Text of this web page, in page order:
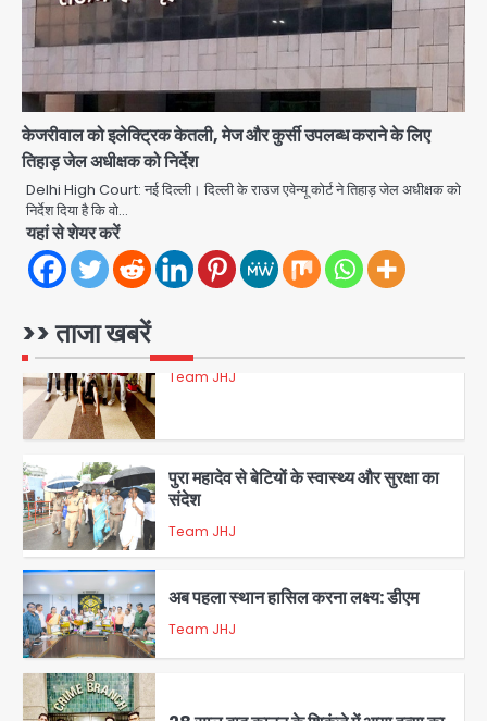
केजरीवाल को इलेक्ट्रिक केतली, मेज और कुर्सी उपलब्ध कराने के लिए
तिहाड़ जेल अधीक्षक को निर्देश
Delhi High Court: नई दिल्ली। दिल्ली के राउज एवेन्यू कोर्ट ने तिहाड़ जेल अधीक्षक को
निर्देश दिया है कि वो…
यहां से शेयर करें
>> ताजा खबरें
4
डबल मर्डर का मुख्य साजिशकर्ता क्राइम ब्रांच
के हत्थे
Team JHJ
5
से गिरफ्तार
Team JHJ
1
Team JHJ
2
अब पहला स्थान हासिल करना लक्ष्य: डीएम
28 साल बाद कानून के शिकंजे में आया हत्या का
फरार आरोपी